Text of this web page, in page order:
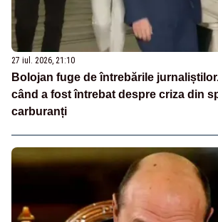
27 iul. 2026, 21:10
Bolojan fuge de întrebările
când a fost întrebat despre criza din
carburanți